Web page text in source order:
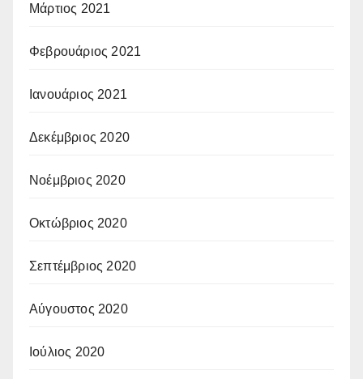
Μάρτιος 2021
Φεβρουάριος 2021
Ιανουάριος 2021
Δεκέμβριος 2020
Νοέμβριος 2020
Οκτώβριος 2020
Σεπτέμβριος 2020
Αύγουστος 2020
Ιούλιος 2020